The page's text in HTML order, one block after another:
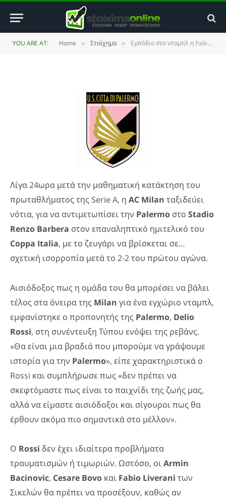
YOU ARE AT: Home » Στοίχημα » Εμπόδιο στο νταμπλ η Palermo
Εμπόδιο στο νταμπλ η Palermo
BY ΚΏΣΤΑΣ ΒΡΟΥΛΉΣ 10 MAY 2011 UPDATED: 4
NO COMMENTS 2 MINS READ
Λίγα 24ωρα μετά την μαθηματική κατάκτηση του
πρωταθλήματος της Serie A, η AC Milan ταξιδεύει
νότια, για να αντιμετωπίσει την Palermo στο Stadio
Renzo Barbera στον επαναληπτικό ημιτελικό του
Coppa Italia, με το ζευγάρι να βρίσκεται σε…
σχετική ισορροπία μετά το 2-2 του πρώτου αγώνα.
Αισιόδοξος πως η ομάδα του θα μπορέσει να βάλει
τέλος στα όνειρα της Milan για ένα εγχώριο νταμπλ,
εμφανίστηκε ο προπονητής της Palermo, Delio
Rossi, στη συνέντευξη Τύπου ενόψει της ρεβάνς.
«Θα είναι μια βραδιά που μπορούμε να γράψουμε
ιστορία για την Palermo», είπε χαρακτηριστικά ο
Rossi και συμπλήρωσε πως «δεν πρέπει να
σκεφτόμαστε πως είναι το παιχνίδι της ζωής μας,
αλλά να είμαστε αισιόδοξοι και σίγουροι πως θα
έρθουν ακόμα πιο σημαντικά στο μέλλον».
Ο Rossi δεν έχει ιδιαίτερα προβλήματα
τραυματισμών ή τιμωριών. Ωστόσο, οιArmin
Bacinovic, Cesare Bovo και Fabio Liverani των
Σικελών θα πρέπει να προσέξουν, καθώς αν